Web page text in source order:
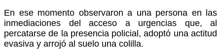
En ese momento observaron a una persona en las
inmediaciones del acceso a urgencias que, al
percatarse de la presencia policial, adoptó una actitud
evasiva y arrojó al suelo una colilla.